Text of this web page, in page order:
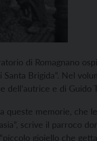
di Romagnano
Brigida”. Nel
e di Guido
queste memorie, che
scrive il parroco
gioiello che